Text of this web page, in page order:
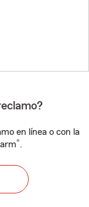
en línea o con la
®.